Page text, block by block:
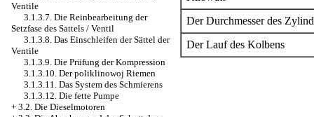
Ventile
3.1.3.7. Die Reinbearbeitung der
Setzfase des Sattels / Ventil
3.1.3.8. Das Einschleifen der Sättel der
Ventile
3.1.3.9. Die Prüfung der Kompression
3.1.3.10. Der poliklinowoj Riemen
3.1.3.11. Das System des Schmierens
3.1.3.12. Die fette Pumpe
+ 3.2. Die Dieselmotoren
Der Durchmesser des
Der Lauf des Kolbens